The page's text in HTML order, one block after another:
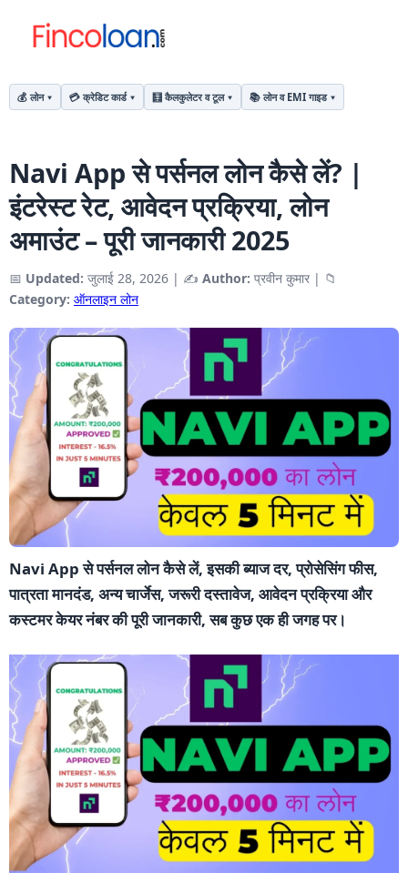
💰 लोन 💳 क्रेडिट कार्ड 🧮 कैलकुलेटर व टूल 📚 लोन व EMI गाइड
Navi App से पर्सनल लोन कैसे लें? |
इंटरेस्ट रेट, आवेदन प्रक्रिया, लोन
अमाउंट – पूरी जानकारी 2025
📅 Updated: जुलाई 28, 2026 | ✍️ Author: प्रवीन कुमार | 📁
Category: ऑनलाइन लोन
Navi App से पर्सनल लोन कैसे लें, इसकी ब्याज दर, प्रोसेसिंग फीस,
पात्रता मानदंड, अन्य चार्जेस, जरूरी दस्तावेज, आवेदन प्रक्रिया और
कस्टमर केयर नंबर की पूरी जानकारी, सब कुछ एक ही जगह पर।